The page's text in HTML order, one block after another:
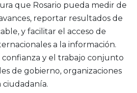
que Rosario pueda medir de
reportar resultados de
y facilitar el acceso de
a la información.
confianza y el trabajo conjunto
de gobierno, organizaciones
ciudadanía.